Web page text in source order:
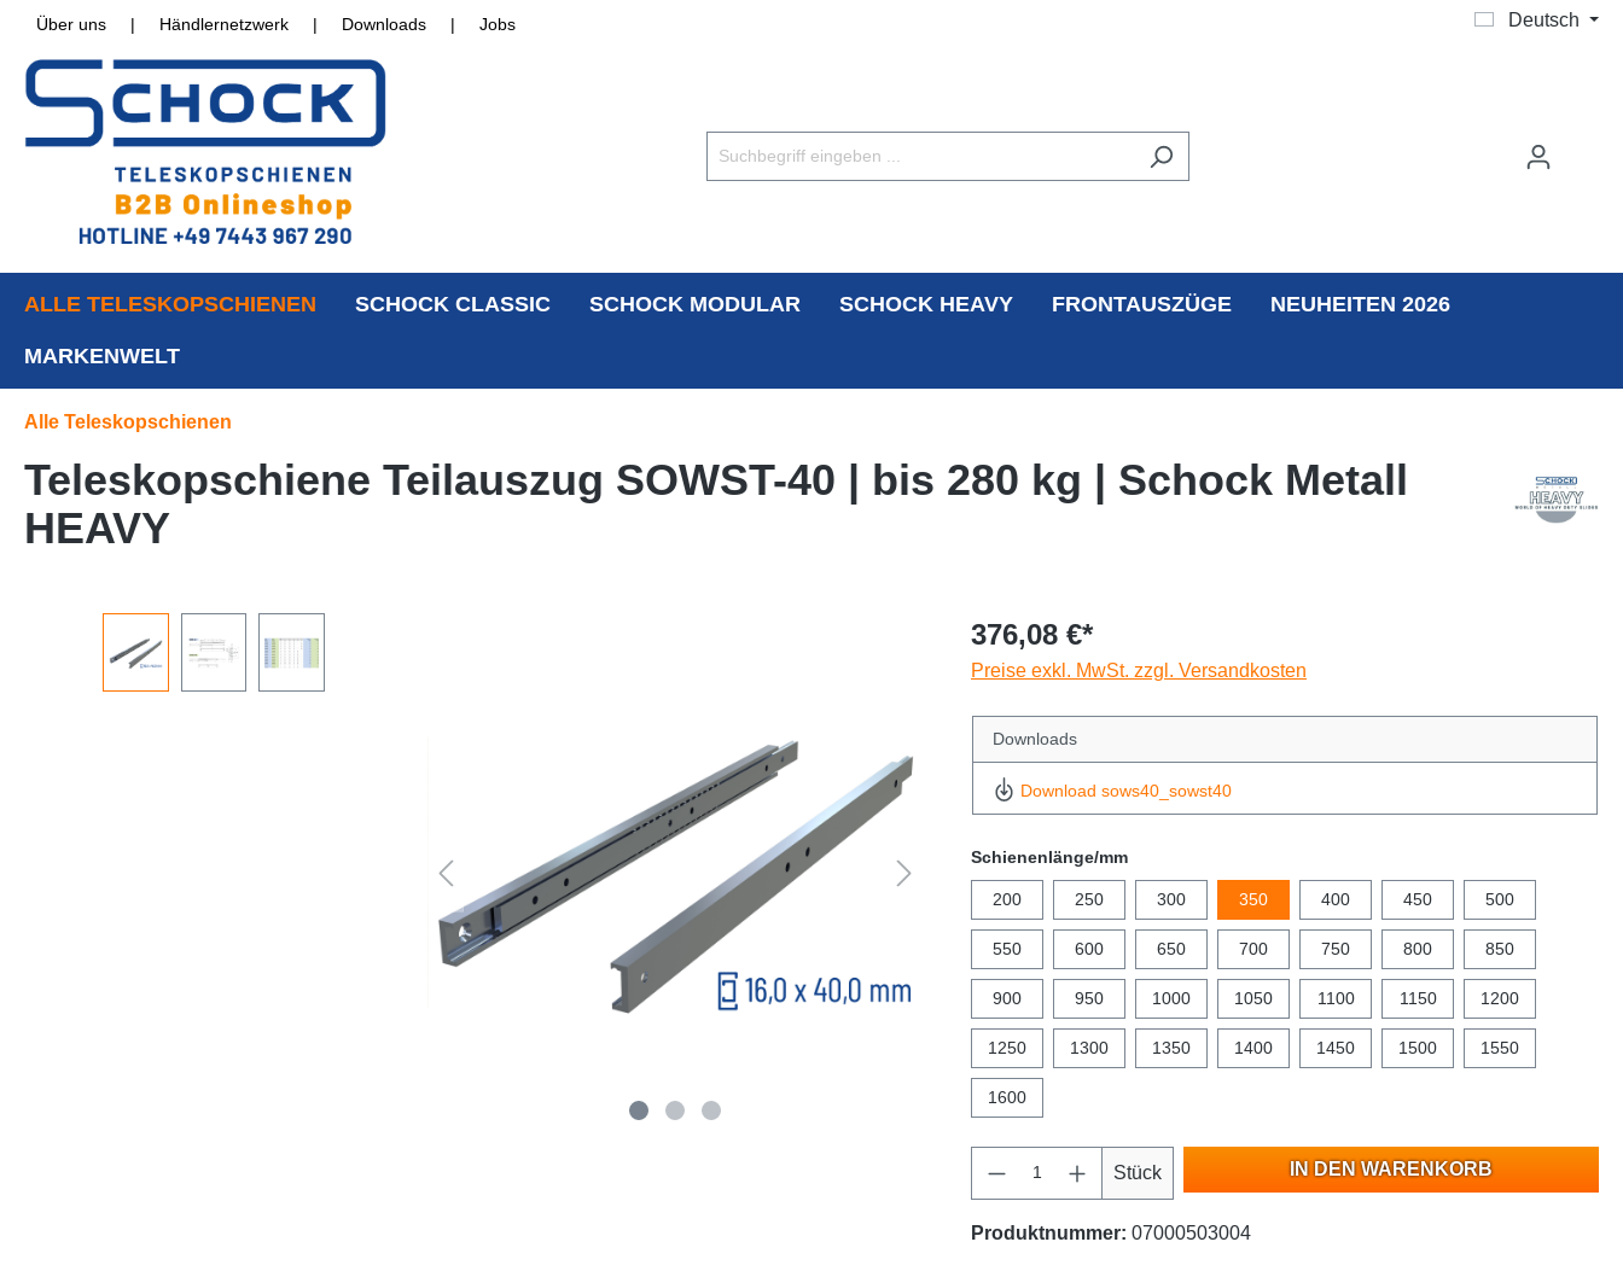
Über uns | Händlernetzwerk | Downloads | Jobs Deutsch
ALLE TELESKOPSCHIENEN SCHOCK CLASSIC SCHOCK MODULAR SCHOCK HEAVY FRONTAUSZÜGE NEUHEITEN 2026
MARKENWELT
Alle Teleskopschienen
Teleskopschiene Teilauszug SOWST-40 | bis 280 kg | Schock Metall
HEAVY
376,08 €*
Preise exkl. MwSt. zzgl. Versandkosten
Downloads
Download sows40_sowst40
Schienenlänge/mm
200 250 300 350 400 450 500
550 600 650 700 750 800 850
900 950 1000 1050 1100 1150 1200
1250 1300 1350 1400 1450 1500 1550
1600
Stück IN DEN WARENKORB
Produktnummer: 07000503004